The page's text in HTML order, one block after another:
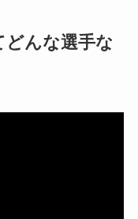
どんな選手な